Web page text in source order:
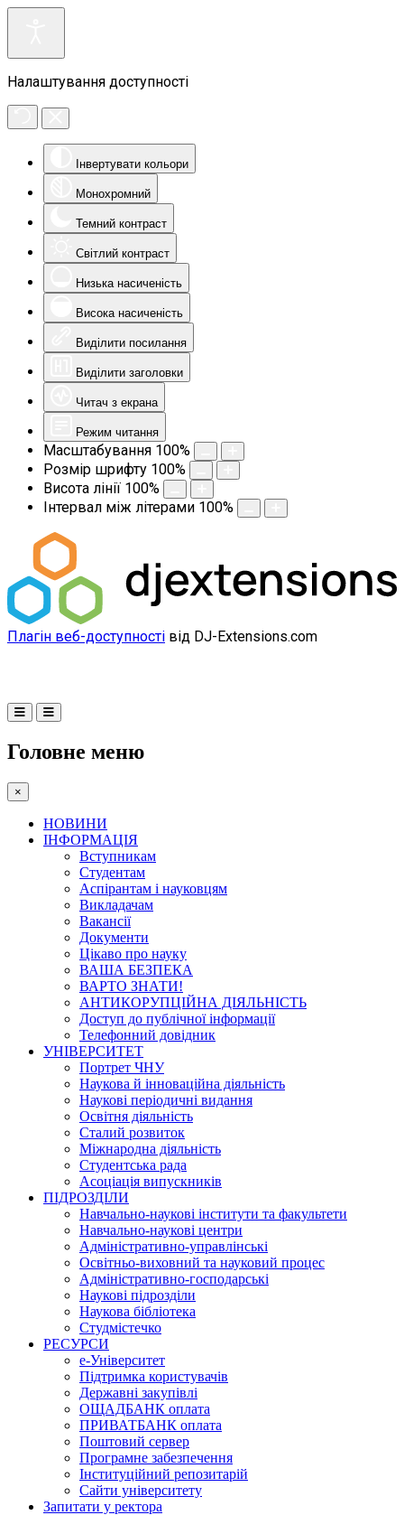
Налаштування доступності
Інвертувати кольори
Монохромний
Темний контраст
Світлий контраст
Низька насиченість
Висока насиченість
Виділити посилання
Виділити заголовки
Читач з екрана
Режим читання
Масштабування 100%
Розмір шрифту 100%
Висота лінії 100%
Інтервал між літерами 100%
Плагін веб-доступності від DJ-Extensions.com
Головне меню
×
НОВИНИ
ІНФОРМАЦІЯ
Вступникам
Студентам
Аспірантам і науковцям
Викладачам
Вакансії
Документи
Цікаво про науку
ВАША БЕЗПЕКА
ВАРТО ЗНАТИ!
АНТИКОРУПЦІЙНА ДІЯЛЬНІСТЬ
Доступ до публічної інформації
Телефонний довідник
УНІВЕРСИТЕТ
Портрет ЧНУ
Наукова й інноваційна діяльність
Наукові періодичні видання
Освітня діяльність
Сталий розвиток
Міжнародна діяльність
Студентська рада
Асоціація випускників
ПІДРОЗДІЛИ
Навчально-наукові інститути та факультети
Навчально-наукові центри
Адміністративно-управлінські
Освітньо-виховний та науковий процес
Адміністративно-господарські
Наукові підрозділи
Наукова бібліотека
Студмістечко
РЕСУРСИ
е-Університет
Підтримка користувачів
Державні закупівлі
ОЩАДБАНК оплата
ПРИВАТБАНК оплата
Поштовий сервер
Програмне забезпечення
Інституційний репозитарій
Сайти університету
Запитати у ректора